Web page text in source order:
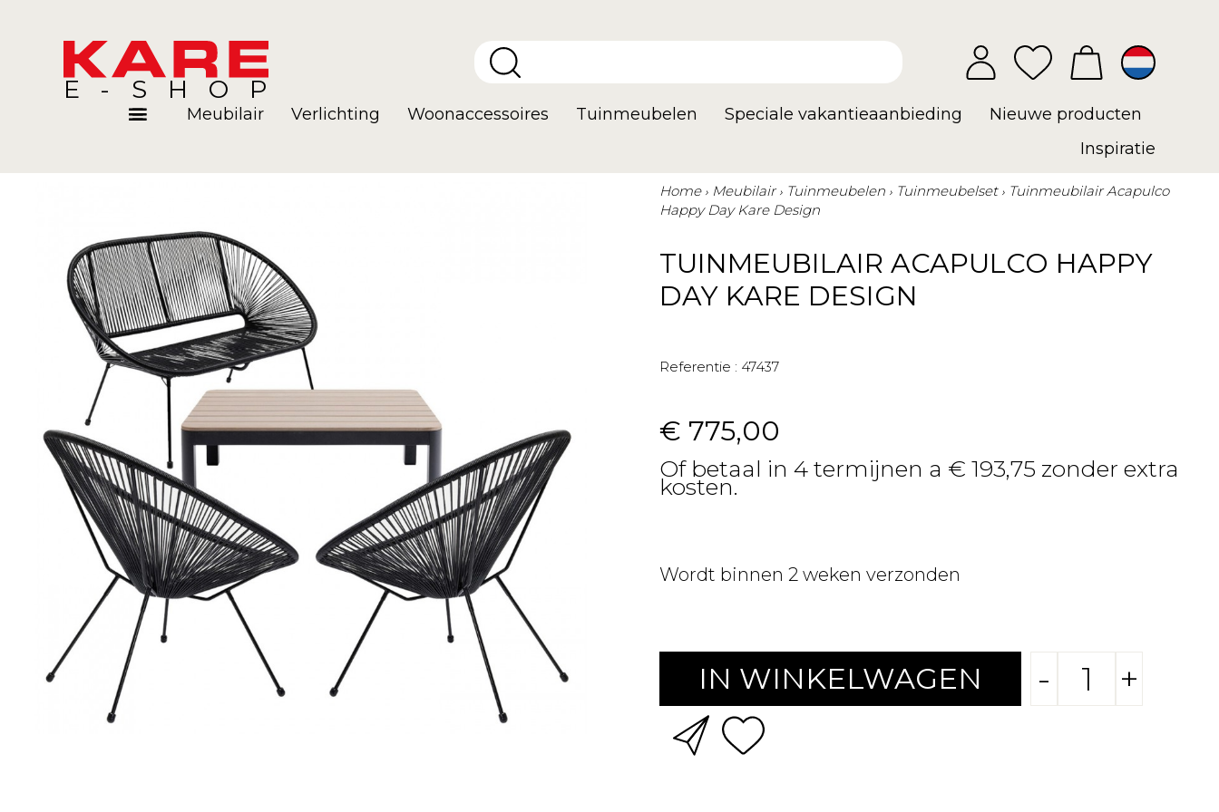
E-SHOP
Meubilair Verlichting Woonaccessoires Tuinmeubelen Speciale vakantieaanbieding
Nieuwe producten
Inspiratie
Home Meubilair Tuinmeubelen Tuinmeubelset
Tuinmeubilair Acapulco
Happy Day Kare Design
TUINMEUBILAIR ACAPULCO HAPPY
DAY KARE DESIGN
Referentie : 47437
€ 775,00
Of betaal in 4 termijnen a € 193,75 zonder extra
kosten.
Wordt binnen 2 weken verzonden
IN WINKELWAGEN - +